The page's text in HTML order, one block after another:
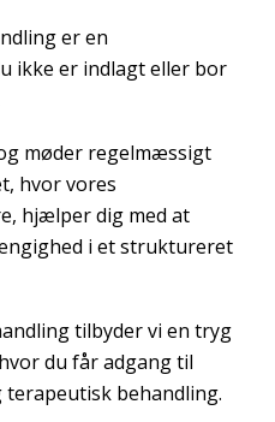
er en
ikke er indlagt eller bor
møder regelmæssigt
hvor vores
hjælper dig med at
i et struktureret
tilbyder vi en tryg
du får adgang til
terapeutisk behandling.